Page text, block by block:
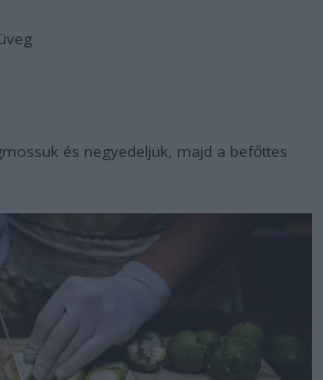
és negyedeljük, majd a befőttes